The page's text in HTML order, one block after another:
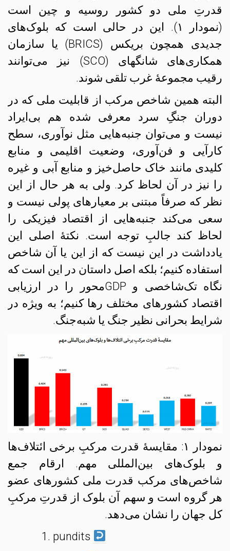
قدرتِ ملی دو کشور روسیه و چین است
(نمودار ۱). این در حالی است که بلوک‌های
جدیدی همچون بریکس (BRICS) یا سازمان
همکاری‌های شانگهای (SCO) نیز می‌توانند
رقیب مجموعهٔ غرب تلقی شوند.
البته همین شاخص مرکب از قابلیت ملی که در
دوران جنگِ سرد معرفی شده هم بی‌ایراد
نیست و می‌توان جنبه‌هایی مثل نوآوری، سطح‌
کارآیی و فن‌آوری، وضعیت اقلیمی و منابع
کلیدی مانند خاک حاصل‌خیز و منابع آبی و غیره
را نیز در آن لحاظ کرد. ولی به هر حال از این
نظر که صرفاً مبتنی بر معیارهای پولی نیست و
سعی می‌کند جنبه‌هایی از اقتصاد فیزیکی را
لحاظ کند جالبِ توجه است. نکتهٔ اصلی این
یادداشت در این نیست که از این یا آن شاخص
استفاده کنیم؛ بلکه اصل داستان در این است که
نگاه تک‌شاخصی و GDPمحور را در ارزیابی
اقتصاد کشورهای مختلف رها کنیم؛ به ویژه در
شرایط بحرانی نظیر جنگ یا شبه‌جنگ.
نمودار ۱: مقایسهٔ قدرت مرکبِ برخی ائتلاف‌ها
و بلوک‌های بین‌المللی مهم. ارقام جمع
شاخص‌های مرکب قدرت ملی کشورهای عضو
هر گروه است و سهم آن بلوک از قدرتِ مرکبِ
کل جهان را نشان می‌دهد.
pundits